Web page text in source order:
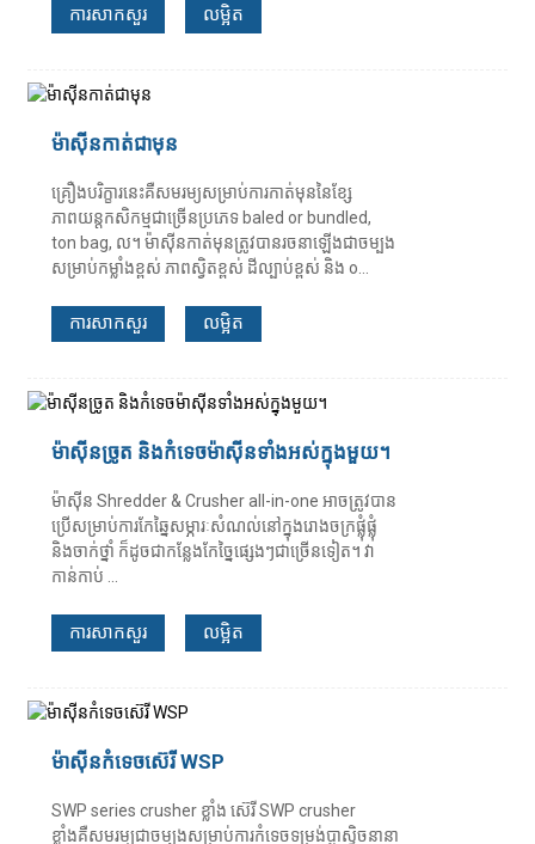
ការសាកសួរ លម្អិត
ម៉ាស៊ីនកាត់ជាមុន
គ្រឿងបរិក្ខារនេះគឺសមរម្យសម្រាប់ការកាត់មុននៃខ្សែ
ភាពយន្តកសិកម្មជាច្រើនប្រភេទ baled or bundled,
ton bag, ល។ ម៉ាស៊ីនកាត់មុនត្រូវបានរចនាឡើងជាចម្បង
សម្រាប់កម្លាំងខ្ពស់ ភាពស្វិតខ្ពស់ ដីល្បាប់ខ្ពស់ និង o...
ការសាកសួរ លម្អិត
ម៉ាស៊ីនច្រូត និងកំទេចម៉ាស៊ីនទាំងអស់ក្នុងមួយ។
ម៉ាស៊ីន Shredder & Crusher all-in-one អាចត្រូវបាន
ប្រើសម្រាប់ការកែឆ្នៃសម្ភារៈសំណល់នៅក្នុងរោងចក្រផ្លុំផ្លុំ
និងចាក់ថ្នាំ ក៏ដូចជាកន្លែងកែច្នៃផ្សេងៗជាច្រើនទៀត។ វា
កាន់កាប់ ...
ការសាកសួរ លម្អិត
ម៉ាស៊ីនកំទេចស៊េរី WSP
SWP series crusher ខ្លាំង ស៊េរី SWP crusher
ខ្លាំងគឺសមរម្យជាចម្បងសម្រាប់ការកំទេចទម្រង់ប្លាស្ទិចនានា